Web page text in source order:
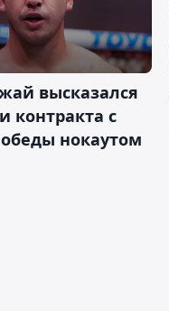
высказался
контракта с
нокаутом